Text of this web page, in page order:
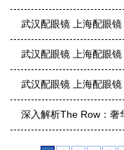
武汉配眼镜 上海配眼镜
武汉配眼镜 上海配眼镜
武汉配眼镜 上海配眼镜
深入解析The Row：奢